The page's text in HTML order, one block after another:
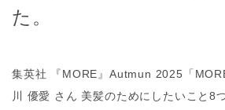
た。
集英社 『MORE』Autmun 2025「
川 優愛 さん 美髪のためにしたいこと8